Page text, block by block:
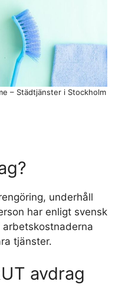
underhåll
har enligt svensk
tjänster.
avdrag
– Städtjänster i Stockholm